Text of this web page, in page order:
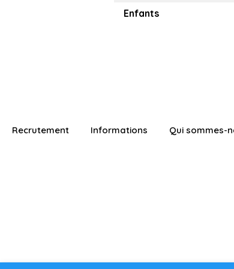
Enfants
Recrutement Informations Qui sommes-